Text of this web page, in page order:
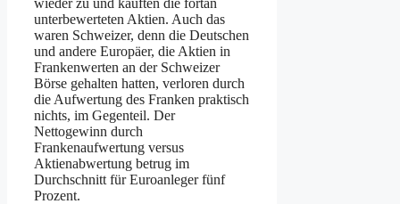
wieder zu und kauften die fortan
unterbewerteten Aktien. Auch das
waren Schweizer, denn die Deutschen
und andere Europäer, die Aktien in
Frankenwerten an der Schweizer
Börse gehalten hatten, verloren durch
die Aufwertung des Franken praktisch
nichts, im Gegenteil. Der
Nettogewinn durch
Frankenaufwertung versus
Aktienabwertung betrug im
Durchschnitt für Euroanleger fünf
Prozent.